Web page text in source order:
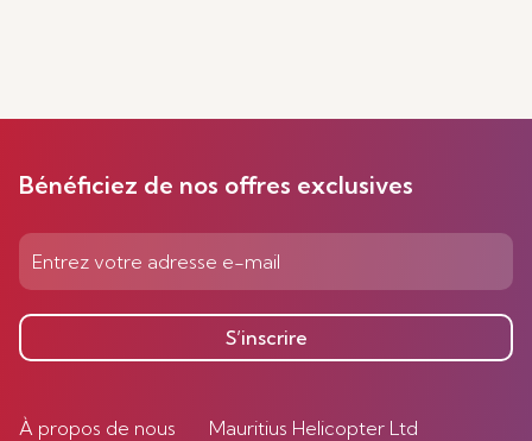
Bénéficiez de nos offres exclusives
S’inscrire
À propos de nous
Mauritius Helicopter Ltd